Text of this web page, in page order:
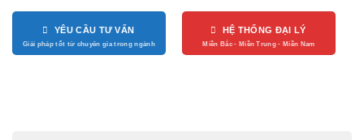
YÊU CẦU TƯ VẤN HỆ THỐNG ĐẠI LÝ